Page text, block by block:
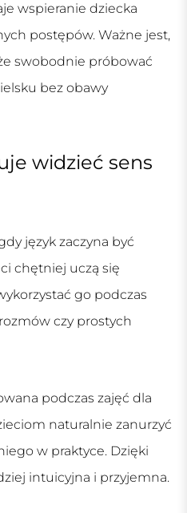
wspieranie dziecka
postępów. Ważne jest,
swobodnie próbować
bez obawy
widzieć sens
język zaczyna być
chętniej uczą się
go podczas
czy prostych
podczas zajęć dla
naturalnie zanurzyć
w praktyce. Dzięki
intuicyjna i przyjemna.